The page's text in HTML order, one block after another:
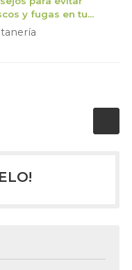
y fugas en tu